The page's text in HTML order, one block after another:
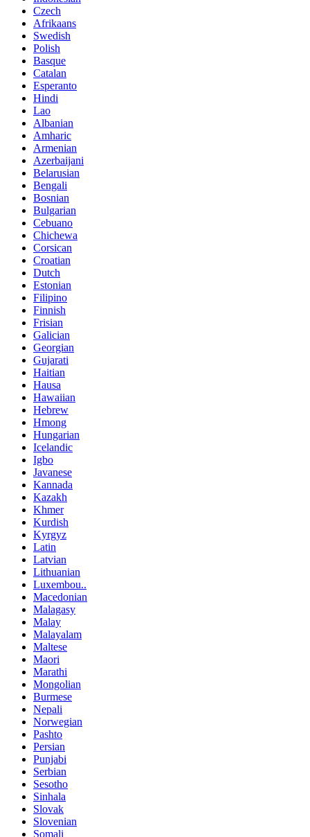
Czech
Afrikaans
Swedish
Polish
Basque
Catalan
Esperanto
Hindi
Lao
Albanian
Amharic
Armenian
Azerbaijani
Belarusian
Bengali
Bosnian
Bulgarian
Cebuano
Chichewa
Corsican
Croatian
Dutch
Estonian
Filipino
Finnish
Frisian
Galician
Georgian
Gujarati
Haitian
Hausa
Hawaiian
Hebrew
Hmong
Hungarian
Icelandic
Igbo
Javanese
Kannada
Kazakh
Khmer
Kurdish
Kyrgyz
Latin
Latvian
Lithuanian
Luxembou..
Macedonian
Malagasy
Malay
Malayalam
Maltese
Maori
Marathi
Mongolian
Burmese
Nepali
Norwegian
Pashto
Persian
Punjabi
Serbian
Sesotho
Sinhala
Slovak
Slovenian
Somali